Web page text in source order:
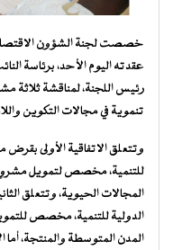
خصصت لجنة الشؤون
عقدته اليوم الأحد، برئاسة
رئيس اللجنة، لمناقشة ثلاثة
تنموية في مجالات التكوين
وتتعلق الاتفاقية الأولى
للتنمية، مخصص لتمويل
المجالات الحيوية، وتتعلق
الدولية للتنمية، مخصص
المدن المتوسطة والمنتجة، أما